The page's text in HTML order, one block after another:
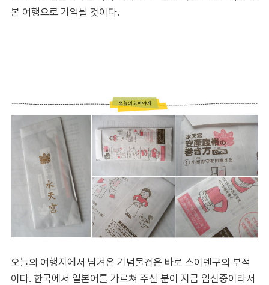
본 여행으로 기억될 것이다.
오늘의 여행지에서 남겨온 기념물건은 바로 스이덴구의 부적
이다. 한국에서 일본어를 가르쳐 주신 분이 지금 임신중이라서